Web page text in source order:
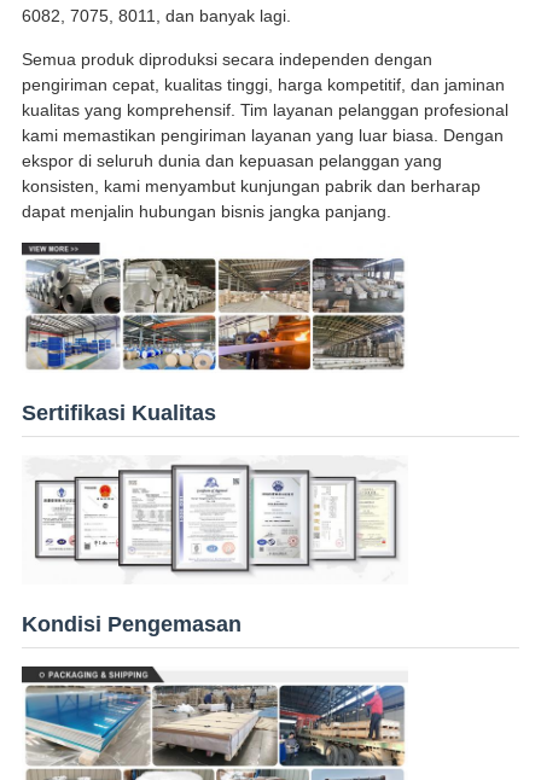
6082, 7075, 8011, dan banyak lagi.
Semua produk diproduksi secara independen dengan
pengiriman cepat, kualitas tinggi, harga kompetitif, dan jaminan
kualitas yang komprehensif. Tim layanan pelanggan profesional
kami memastikan pengiriman layanan yang luar biasa. Dengan
ekspor di seluruh dunia dan kepuasan pelanggan yang
konsisten, kami menyambut kunjungan pabrik dan berharap
dapat menjalin hubungan bisnis jangka panjang.
Sertifikasi Kualitas
Kondisi Pengemasan